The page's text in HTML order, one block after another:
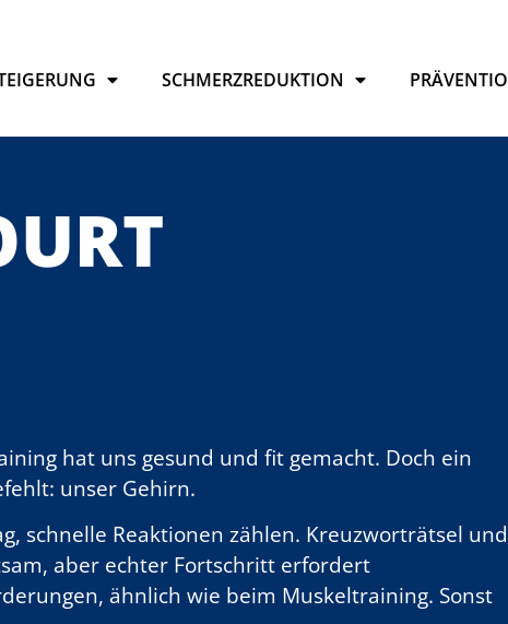
SCHMERZREDUKTION
hat uns gesund und fit gemacht. Doch ein
unser Gehirn.
schnelle Reaktionen zählen. Kreuzworträtsel und
aber echter Fortschritt erfordert
ähnlich wie beim Muskeltraining. Sonst